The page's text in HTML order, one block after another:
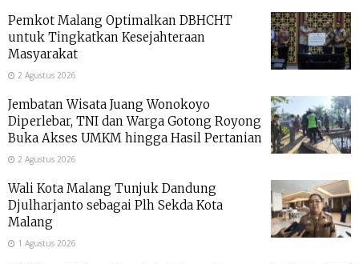
Pemkot Malang Optimalkan DBHCHT
untuk Tingkatkan Kesejahteraan
Masyarakat
2 Agustus 2026
Jembatan Wisata Juang Wonokoyo
Diperlebar, TNI dan Warga Gotong Royong
Buka Akses UMKM hingga Hasil Pertanian
2 Agustus 2026
Wali Kota Malang Tunjuk Dandung
Djulharjanto sebagai Plh Sekda Kota
Malang
1 Agustus 2026